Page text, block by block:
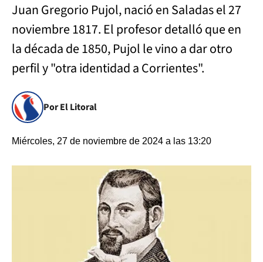
Juan Gregorio Pujol, nació en Saladas el 27
noviembre 1817. El profesor detalló que en
la década de 1850, Pujol le vino a dar otro
perfil y "otra identidad a Corrientes".
Por El Litoral
Miércoles, 27 de noviembre de 2024 a las 13:20